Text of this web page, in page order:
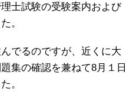
士試験の受験案内および
。
でるのですが、近くに大
集の確認を兼ねて8月１日
。